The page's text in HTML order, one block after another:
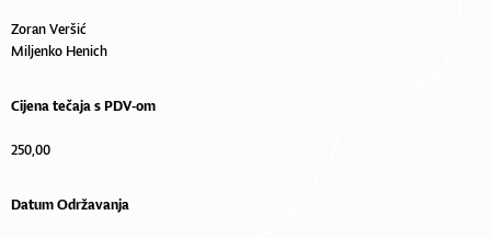
Zoran Veršić
Miljenko Henich
Cijena tečaja s PDV-om
250,00
Datum Održavanja